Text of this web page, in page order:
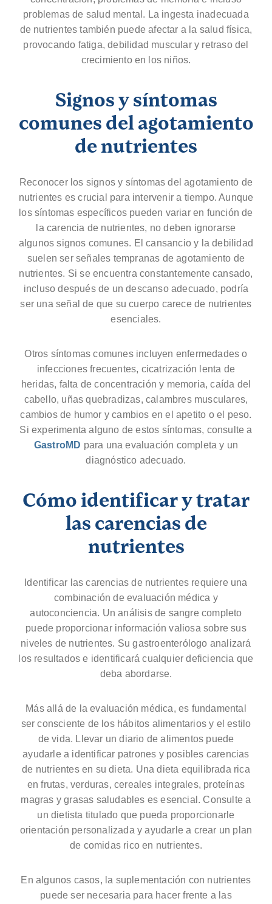
problemas de salud mental. La ingesta inadecuada
de nutrientes también puede afectar a la salud física,
provocando fatiga, debilidad muscular y retraso del
crecimiento en los niños.
Signos y síntomas
comunes del agotamiento
de nutrientes
Reconocer los signos y síntomas del agotamiento de
nutrientes es crucial para intervenir a tiempo. Aunque
los síntomas específicos pueden variar en función de
la carencia de nutrientes, no deben ignorarse
algunos signos comunes. El cansancio y la debilidad
suelen ser señales tempranas de agotamiento de
nutrientes. Si se encuentra constantemente cansado,
incluso después de un descanso adecuado, podría
ser una señal de que su cuerpo carece de nutrientes
esenciales.
Otros síntomas comunes incluyen enfermedades o
infecciones frecuentes, cicatrización lenta de
heridas, falta de concentración y memoria, caída del
cabello, uñas quebradizas, calambres musculares,
cambios de humor y cambios en el apetito o el peso.
Si experimenta alguno de estos síntomas, consulte a
GastroMD para una evaluación completa y un
diagnóstico adecuado.
Cómo identificar y tratar
las carencias de
nutrientes
Identificar las carencias de nutrientes requiere una
combinación de evaluación médica y
autoconciencia. Un análisis de sangre completo
puede proporcionar información valiosa sobre sus
niveles de nutrientes. Su gastroenterólogo analizará
los resultados e identificará cualquier deficiencia que
deba abordarse.
Más allá de la evaluación médica, es fundamental
ser consciente de los hábitos alimentarios y el estilo
de vida. Llevar un diario de alimentos puede
ayudarle a identificar patrones y posibles carencias
de nutrientes en su dieta. Una dieta equilibrada rica
en frutas, verduras, cereales integrales, proteínas
magras y grasas saludables es esencial. Consulte a
un dietista titulado que pueda proporcionarle
orientación personalizada y ayudarle a crear un plan
de comidas rico en nutrientes.
En algunos casos, la suplementación con nutrientes
puede ser necesaria para hacer frente a las